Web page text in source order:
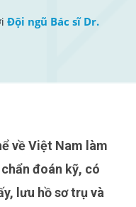
Đội ngũ Bác sĩ Dr.
đoán kỹ, có
lưu hồ sơ trụ và